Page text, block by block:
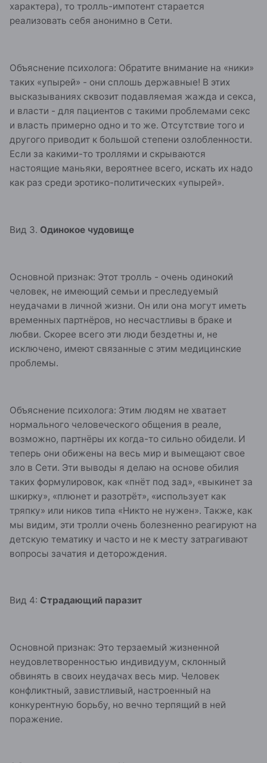
характера), то тролль-импотент старается
реализовать себя анонимно в Сети.
Объяснение психолога: Обратите внимание на «ники»
таких «упырей» - они сплошь державные! В этих
высказываниях сквозит подавляемая жажда и секса,
и власти - для пациентов с такими проблемами секс
и власть примерно одно и то же. Отсутствие того и
другого приводит к большой степени озлобленности.
Если за какими-то троллями и скрываются
настоящие маньяки, вероятнее всего, искать их надо
как раз среди эротико-политических «упырей».
Вид 3. Одинокое чудовище
Основной признак: Этот тролль - очень одинокий
человек, не имеющий семьи и преследуемый
неудачами в личной жизни. Он или она могут иметь
временных партнёров, но несчастливы в браке и
любви. Скорее всего эти люди бездетны и, не
исключено, имеют связанные с этим медицинские
проблемы.
Объяснение психолога: Этим людям не хватает
нормального человеческого общения в реале,
возможно, партнёры их когда-то сильно обидели. И
теперь они обижены на весь мир и вымещают свое
зло в Сети. Эти выводы я делаю на основе обилия
таких формулировок, как «пнёт под зад», «выкинет за
шкирку», «плюнет и разотрёт», «использует как
тряпку» или ников типа «Никто не нужен». Также, как
мы видим, эти тролли очень болезненно реагируют на
детскую тематику и часто и не к месту затрагивают
вопросы зачатия и деторождения.
Вид 4: Страдающий паразит
Основной признак: Это терзаемый жизненной
неудовлетворенностью индивидуум, склонный
обвинять в своих неудачах весь мир. Человек
конфликтный, завистливый, настроенный на
конкурентную борьбу, но вечно терпящий в ней
поражение.